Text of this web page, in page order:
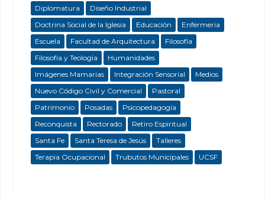
Diplomatura
Diseño Industrial
Doctrina Social de la Iglesia
Educación
Enfermeria
Escuela
Facultad de Arquitectura
Filosofía
Filosofía y Teología
Humanidades
Imágenes Mamarias
Integración Sensorial
Medios
Nuevo Código Civil y Comercial
Pastoral
Patrimonio
Posadas
Psicopedagogía
Reconquista
Rectorado
Retiro Espiritual
Santa Fe
Santa Teresa de Jesús
Talleres
Terapia Ocupacional
Trubutos Municipales UCSF